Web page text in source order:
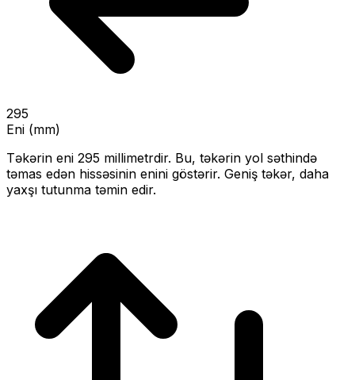
295
Eni (mm)
Təkərin eni 295 millimetrdir. Bu, təkərin yol səthində
təmas edən hissəsinin enini göstərir. Geniş təkər, daha
yaxşı tutunma təmin edir.